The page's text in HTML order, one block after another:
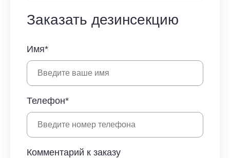
Заказать дезинсекцию
Имя*
Телефон*
Комментарий к заказу